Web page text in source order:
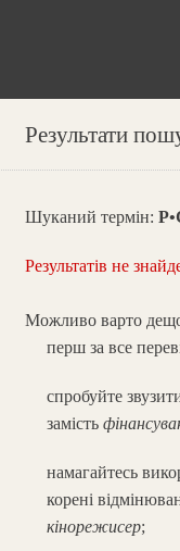
Результати
Шуканий термін:
Результатів не
Можливо варто
перш за все
спробуйте
замість
намагайтесь
корені
кінорежисер;